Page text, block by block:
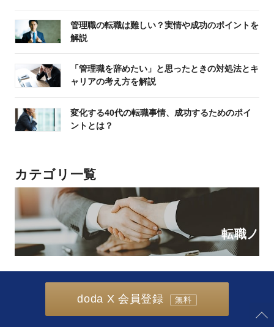
管理職の転職は難しい？実情や成功のポイントを
解説
「管理職を辞めたい」と思ったときの対処法とキ
ャリアの考え方を解説
変化する40代の転職事情、成功するためのポイ
ントとは？
カテゴリ一覧
転職ノ
キャリア
doda X 会員登録 無料